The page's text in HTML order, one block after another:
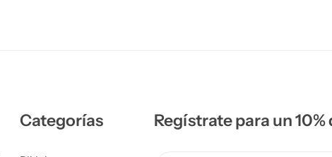
Categorías Regístrate para un